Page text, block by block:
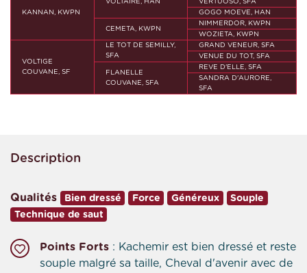
KANNAN, KWPN
GOGO MOEVE, HAN
CEMETA, KWPN
NIMMERDOR, KWPN
WOZIETA, KWPN
VOLTIGE
COUVANE, SF
LE TOT DE SEMILLY,
SFA
GRAND VENEUR, SFA
VENUE DU TOT, SFA
FLANELLE
COUVANE, SFA
REVE D'ELLE, SFA
SANDRA D'AURORE,
SFA
Description
Qualités Bien dressé Force Généreux
Souple
Technique de saut
Points Forts : Kachemir est bien dressé et reste
souple malgré sa taille, Cheval d'avenir avec de